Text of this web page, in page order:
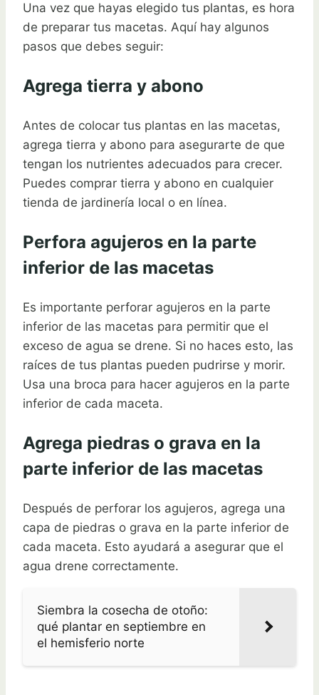
Una vez que hayas elegido tus plantas, es hora
de preparar tus macetas. Aquí hay algunos
pasos que debes seguir:
Agrega tierra y abono
Antes de colocar tus plantas en las macetas,
agrega tierra y abono para asegurarte de que
tengan los nutrientes adecuados para crecer.
Puedes comprar tierra y abono en cualquier
tienda de jardinería local o en línea.
Perfora agujeros en la parte
inferior de las macetas
Es importante perforar agujeros en la parte
inferior de las macetas para permitir que el
exceso de agua se drene. Si no haces esto, las
raíces de tus plantas pueden pudrirse y morir.
Usa una broca para hacer agujeros en la parte
inferior de cada maceta.
Agrega piedras o grava en la
parte inferior de las macetas
Después de perforar los agujeros, agrega una
capa de piedras o grava en la parte inferior de
cada maceta. Esto ayudará a asegurar que el
agua drene correctamente.
Siembra la cosecha de otoño:
qué plantar en septiembre en
el hemisferio norte